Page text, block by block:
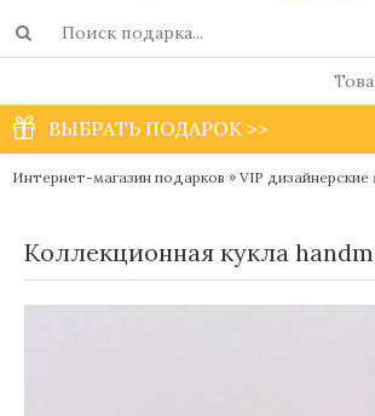
ВЫБРАТЬ ПОДАРОК >>
Интернет-магазин подарков » VIP дизайнерские
Коллекционная кукла